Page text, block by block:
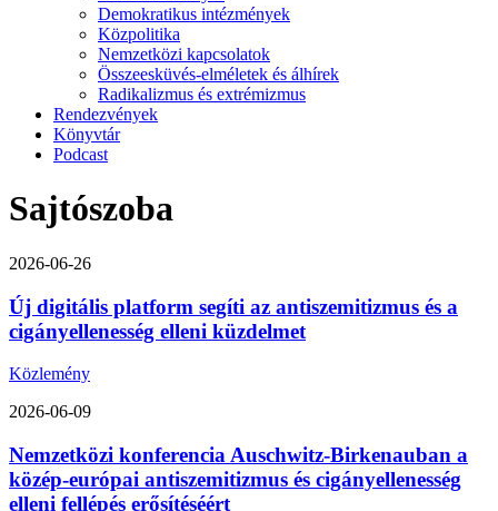
Demokratikus intézmények
Közpolitika
Nemzetközi kapcsolatok
Összeesküvés-elméletek és álhírek
Radikalizmus és extrémizmus
Rendezvények
Könyvtár
Podcast
Sajtószoba
2026-06-26
Új digitális platform segíti az antiszemitizmus és a
cigányellenesség elleni küzdelmet
Közlemény
2026-06-09
Nemzetközi konferencia Auschwitz-Birkenauban a
közép-európai antiszemitizmus és cigányellenesség
elleni fellépés erősítéséért